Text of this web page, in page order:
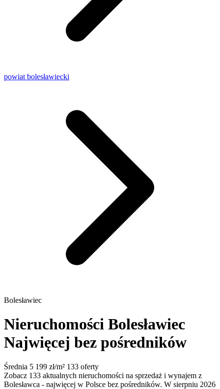
powiat bolesławiecki
Bolesławiec
Nieruchomości Bolesławiec
Najwięcej bez pośredników
Średnia 5 199 zł/m² 133 oferty
Zobacz 133 aktualnych nieruchomości na sprzedaż i wynajem z
Bolesławca - najwięcej w Polsce bez pośredników. W sierpniu 2026